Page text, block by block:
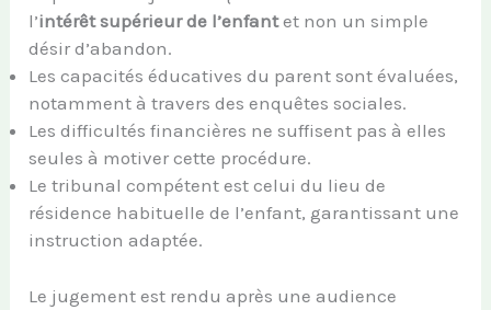
l’intérêt supérieur de l’enfantet non un simple
désir d’abandon.
Les capacités éducatives du parent sont évaluées,
notamment à travers des enquêtes sociales.
Les difficultés financières ne suffisent pas à elles
seules à motiver cette procédure.
Le tribunal compétent est celui du lieu de
résidence habituelle de l’enfant, garantissant une
instruction adaptée.
Le jugement est rendu après une audience